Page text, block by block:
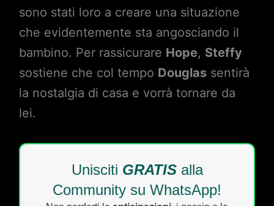
sono stati loro a creare una situazione
che evidentemente sta angosciando il
bambino. Per rassicurare Hope, Steffy
sostiene che col tempo Douglassentirà
la nostalgia di casa e vorrà tornare da
lei.
Unisciti GRATISalla
Community su WhatsApp!